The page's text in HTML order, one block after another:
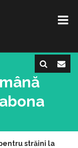
străini la